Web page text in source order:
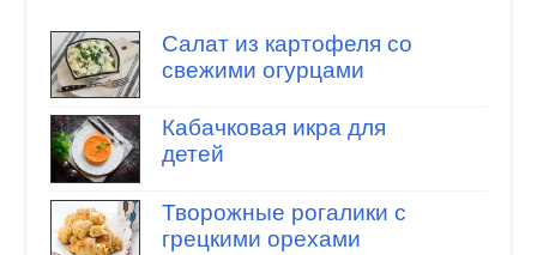
Салат из картофеля со
свежими огурцами
Кабачковая икра для
детей
Творожные рогалики с
грецкими орехами